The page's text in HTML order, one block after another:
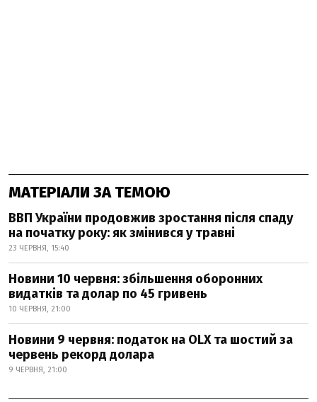
МАТЕРІАЛИ ЗА ТЕМОЮ
ВВП України продовжив зростання після спаду
на початку року: як змінився у травні
23 ЧЕРВНЯ, 15:40
Новини 10 червня: збільшення оборонних
видатків та долар по 45 гривень
10 ЧЕРВНЯ, 21:00
Новини 9 червня: податок на OLX та шостий за
червень рекорд долара
9 ЧЕРВНЯ, 21:00